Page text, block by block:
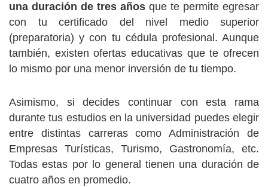
una duración de tres años que te permite egresar
con tu certificado del nivel medio superior
(preparatoria) y con tu cédula profesional. Aunque
también, existen ofertas educativas que te ofrecen
lo mismo por una menor inversión de tu tiempo.
Asimismo, si decides continuar con esta rama
durante tus estudios en la universidad puedes elegir
entre distintas carreras como Administración de
Empresas Turísticas, Turismo, Gastronomía, etc.
Todas estas por lo general tienen una duración de
cuatro años en promedio.